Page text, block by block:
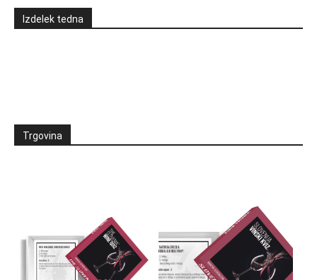
Izdelek tedna
Trgovina